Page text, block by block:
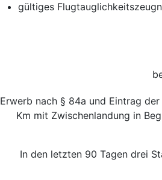
gültiges
Erwerb nach § 84a und Eintrag
Km mit Zwischenlandung in
In den letzten 90 Tagen drei